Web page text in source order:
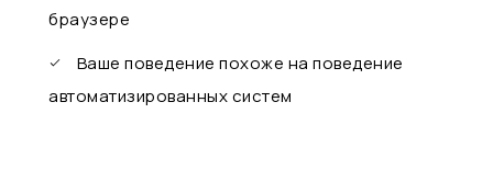
браузере
Ваше поведение похоже на поведение
автоматизированных систем